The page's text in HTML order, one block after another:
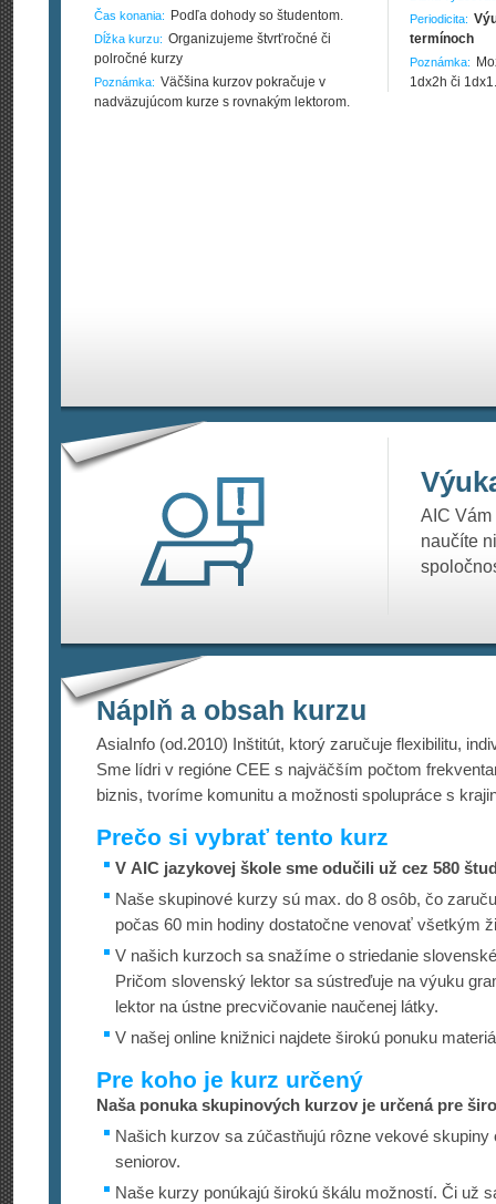
Čas konania: Podľa dohody so študentom.
Dĺžka kurzu: Organizujeme štvrťročné či
polročné kurzy
Poznámka: Väčšina kurzov pokračuje v
nadväzujúcom kurze s rovnakým lektorom.
Periodicita:
termínoch
Poznámka:
1dx2h či
AIC Vám
naučíte
Náplň a obsah kurzu
AsiaInfo (od.2010) Inštitút, ktorý zaručuje flexibilitu,
Sme lídri v regióne CEE s najväčším počtom
biznis, tvoríme komunitu a možnosti spolupráce s
Prečo si vybrať tento kurz
V AIC jazykovej škole sme odučili už cez 580
Naše skupinové kurzy sú max. do 8 osôb, čo
počas 60 min hodiny dostatočne venovať všetkým
V našich kurzoch sa snažíme o striedanie
Pričom slovenský lektor sa sústreďuje na výuku
lektor na ústne precvičovanie naučenej látky.
V našej online knižnici najdete širokú ponuku
Pre koho je kurz určený
Naša ponuka skupinových kurzov je určená pre
Našich kurzov sa zúčastňujú rôzne vekové skupiny
seniorov.
Naše kurzy ponúkajú širokú škálu možností. Či už